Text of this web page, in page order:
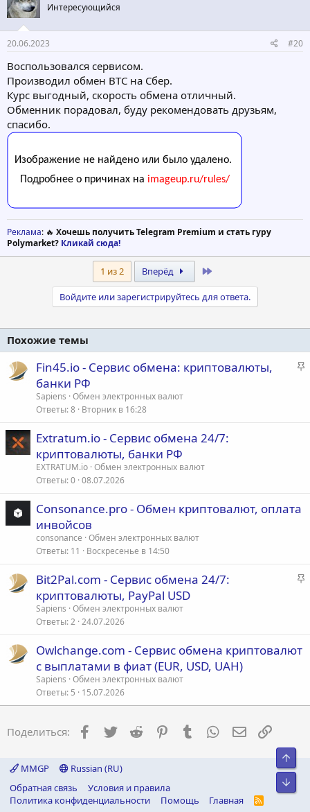
Интересующийся
20.06.2023 #20
Воспользовался сервисом.
Производил обмен BTC на Сбер.
Курс выгодный, скорость обмена отличный.
Обменник порадовал, буду рекомендовать друзьям,
спасибо.
Реклама: 🔥 Хочешь получить Telegram Premium и стать гуру
Polymarket? Кликай сюда!
1 из 2 Вперёд
Войдите или зарегистрируйтесь для ответа.
Похожие темы
З
Fin45.io - Сервис обмена: криптовалюты,
банки РФ
Sapiens Обмен электронных валют
Ответы 8 Вторник в 16:28
Extratum.io - Сервис обмена 24/7:
криптовалюты, банки РФ
EXTRATUM.io Обмен электронных валют
Ответы 0 08.07.2026
Consonance.pro - Обмен криптовалют, оплата
инвойсов
consonance Обмен электронных валют
Ответы 11 Воскресенье в 14:50
З
о
Bit2Pal.com - Сервис обмена 24/7:
криптовалюты, PayPal USD
Sapiens Обмен электронных валют
Ответы 2 24.07.2026
Owlchange.com - Сервис обмена криптовалют
с выплатами в фиат (EUR, USD, UAH)
Sapiens Обмен электронных валют
Ответы 5 15.07.2026
Поделиться: Facebook
Twitter Reddit PinterestTumblr WhatsApp
MMGP
Russian (RU)
Обратная связь
Условия и правила
Политика конфиденциальности
Помощь Главная
R